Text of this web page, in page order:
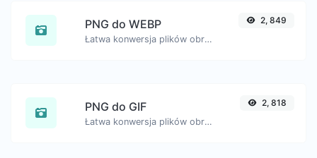
PNG do WEBP
Łatwa konwersja plików obrazów PNG do WEBP.
2, 849
PNG do GIF
Łatwa konwersja plików obrazów PNG do GIF.
2, 818